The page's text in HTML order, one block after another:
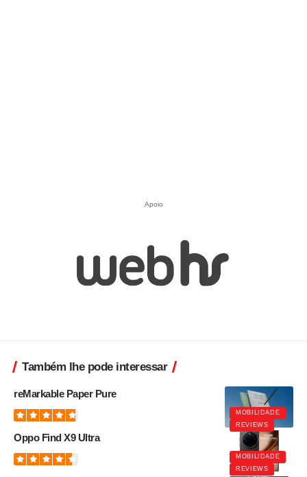
Apoio
Também lhe pode interessar
MOBILIDADE
REVIEWS
reMarkable Paper Pure
MOBILIDADE
REVIEWS
Oppo Find X9 Ultra